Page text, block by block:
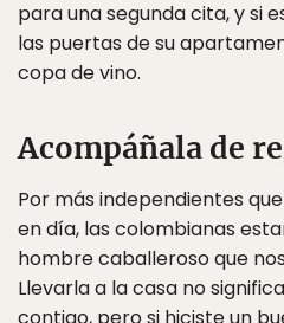
para una segunda cita, y si
las puertas de su
copa de vino.
Acompáñala de
Por más independientes
en día, las colombianas
hombre caballeroso que
Llevarla a la casa no